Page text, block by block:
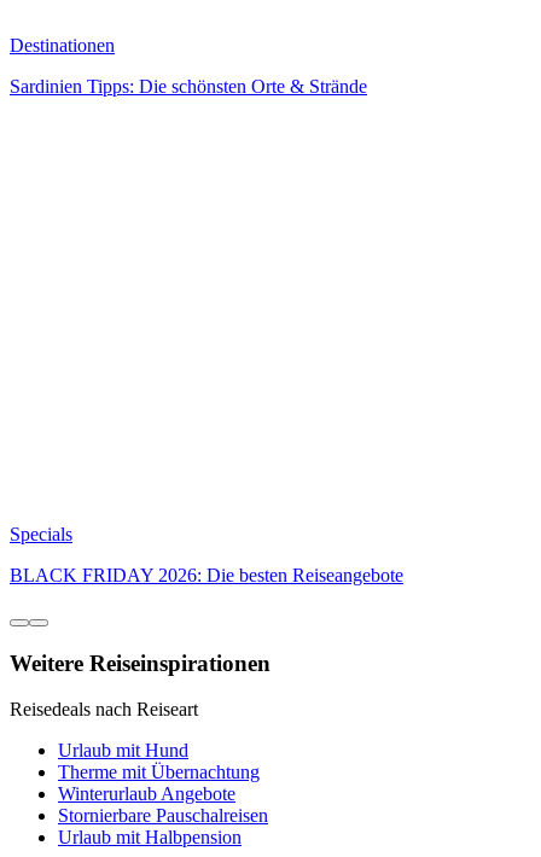
Destinationen
Sardinien Tipps: Die schönsten Orte & Strände
Specials
BLACK FRIDAY 2026: Die besten Reiseangebote
Weitere Reiseinspirationen
Reisedeals nach Reiseart
Urlaub mit Hund
Therme mit Übernachtung
Winterurlaub Angebote
Stornierbare Pauschalreisen
Urlaub mit Halbpension